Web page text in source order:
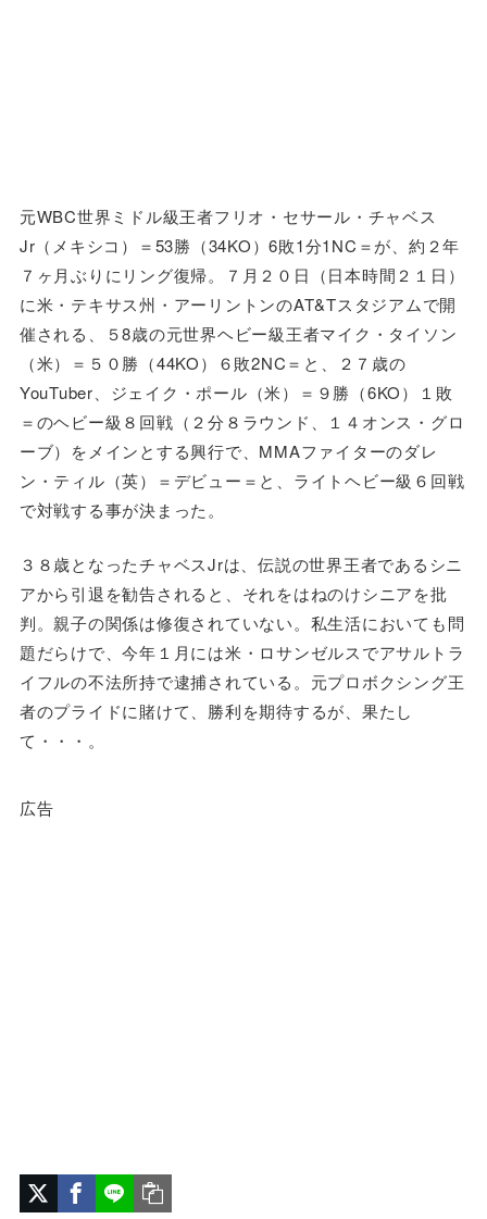
元WBC世界ミドル級王者フリオ・セサール・チャベス
Jr（メキシコ）＝53勝（34KO）6敗1分1NC＝が、約２年
７ヶ月ぶりにリング復帰。７月２０日（日本時間２１日）
に米・テキサス州・アーリントンのAT&Tスタジアムで開
催される、５8歳の元世界ヘビー級王者マイク・タイソン
（米）＝５０勝（44KO）６敗2NC＝と、２７歳の
YouTuber、ジェイク・ポール（米）＝９勝（6KO）１敗
＝のヘビー級８回戦（２分８ラウンド、１４オンス・グロ
ーブ）をメインとする興行で、MMAファイターのダレ
ン・ティル（英）＝デビュー＝と、ライトヘビー級６回戦
で対戦する事が決まった。
３８歳となったチャベスJrは、伝説の世界王者であるシニ
アから引退を勧告されると、それをはねのけシニアを批
判。親子の関係は修復されていない。私生活においても問
題だらけで、今年１月には米・ロサンゼルスでアサルトラ
イフルの不法所持で逮捕されている。元プロボクシング王
者のプライドに賭けて、勝利を期待するが、果たし
て・・・。
広告